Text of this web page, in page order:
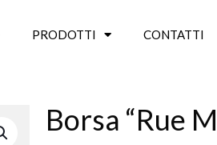
PRODOTTI CONTATTI
Borsa “Rue